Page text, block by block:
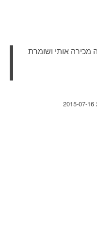
אותי ושומרת